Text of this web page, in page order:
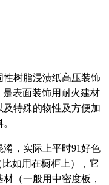
性树脂浸渍纸高压装饰
是表面装饰用耐火建材
以及特殊的物性及方便加
，实际上平时91好色
用在橱柜上），它
（一般用中密度板，